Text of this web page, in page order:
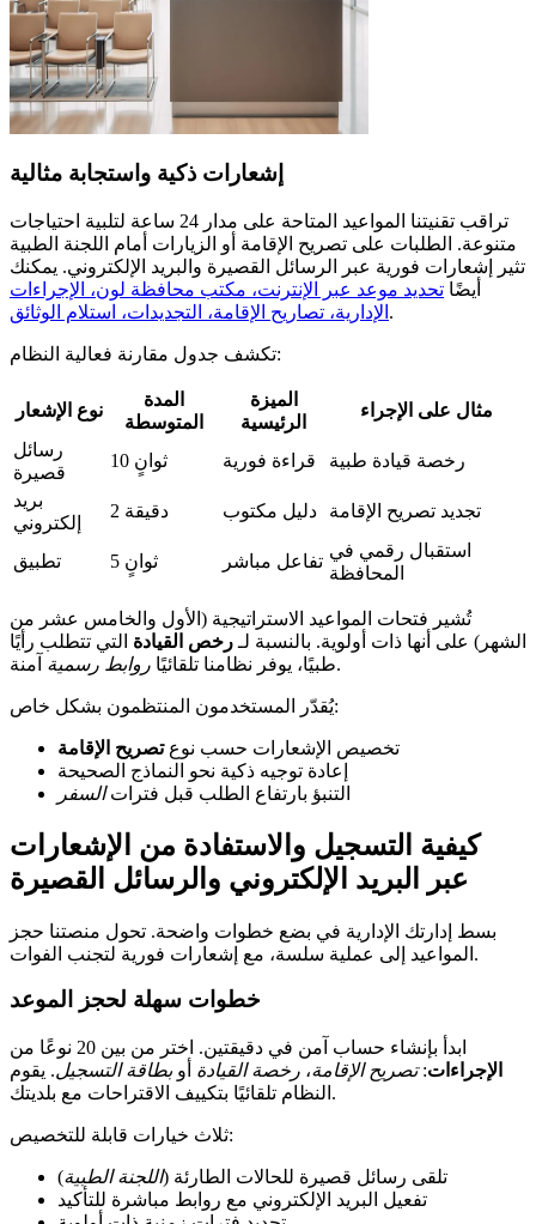
إشعارات ذكية واستجابة مثالية
تراقب تقنيتنا المواعيد المتاحة على مدار 24 ساعة لتلبية احتياجات
متنوعة. الطلبات على تصريح الإقامة أو الزيارات أمام اللجنة الطبية
تثير إشعارات فورية عبر الرسائل القصيرة والبريد الإلكتروني. يمكنك
أيضًا تحديد موعد عبر الإنترنت، مكتب محافظة لون، الإجراءات
الإدارية، تصاريح الإقامة، التجديدات، استلام الوثائق .
تكشف جدول مقارنة فعالية النظام:
نوع الإشعار
المدة
المتوسطة
الميزة
الرئيسية
مثال على الإجراء
رسائل
قصيرة
10 ثوانٍ قراءة فورية
رخصة قيادة طبية
بريد
إلكتروني
2 دقيقة دليل مكتوب تجديد تصريح الإقامة
تطبيق 5 ثوانٍ تفاعل مباشر
استقبال رقمي في
المحافظة
تُشير فتحات المواعيد الاستراتيجية (الأول والخامس عشر من
الشهر) على أنها ذات أولوية. بالنسبة لـ رخص القيادة التي تتطلب رأيًا
طبيًا، يوفر نظامنا تلقائيًا روابط رسمية آمنة.
يُقدّر المستخدمون المنتظمون بشكل خاص:
تخصيص الإشعارات حسب نوعتصريح الإقامة
إعادة توجيه ذكية نحو النماذج الصحيحة
التنبؤ بارتفاع الطلب قبل فتراتالسفر
كيفية التسجيل والاستفادة من الإشعارات
عبر البريد الإلكتروني والرسائل القصيرة
بسط إدارتك الإدارية في بضع خطوات واضحة. تحول منصتنا حجز
المواعيد إلى عملية سلسة، مع إشعارات فورية لتجنب الفوات.
خطوات سهلة لحجز الموعد
ابدأ بإنشاء حساب آمن في دقيقتين. اختر من بين 20 نوعًا من
الإجراءات:تصريح الإقامة، رخصة القيادة أوبطاقة التسجيل. يقوم
النظام تلقائيًا بتكييف الاقتراحات مع بلديتك.
ثلاث خيارات قابلة للتخصيص:
تلقى رسائل قصيرة للحالات الطارئة (اللجنة الطبية)
تفعيل البريد الإلكتروني مع روابط مباشرة للتأكيد